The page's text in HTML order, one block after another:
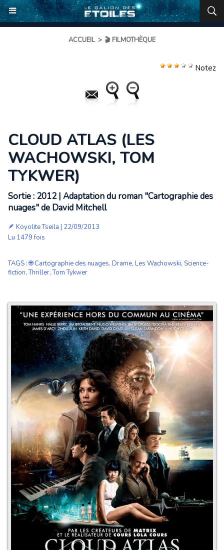
ACCUEIL > 🎬 FILMOTHÈQUE
Notez
CLOUD ATLAS (LES
WACHOWSKI, TOM
TYKWER)
Sortie : 2012 | Adaptation du roman "Cartographie des
nuages" de David Mitchell
🪶 Koyolite Tseila | 22/09/2013
Lu 1479 fois
TAGS :🌐 Cartographie des nuages, Drame, Les Wachowski, Science-
fiction,Thriller,Tom Tykwer